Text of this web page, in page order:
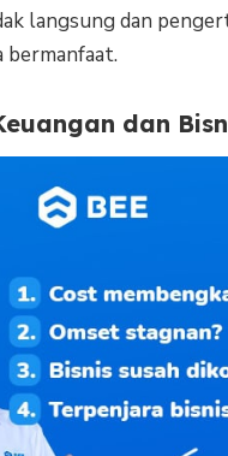
langsung dan
bermanfaat.
dan